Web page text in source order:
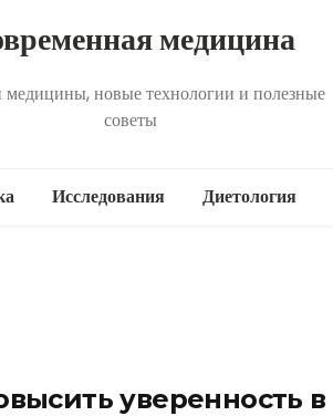
медицина
медицины, новые технологии и полезные
советы
Исследования Диетология
уверенность в